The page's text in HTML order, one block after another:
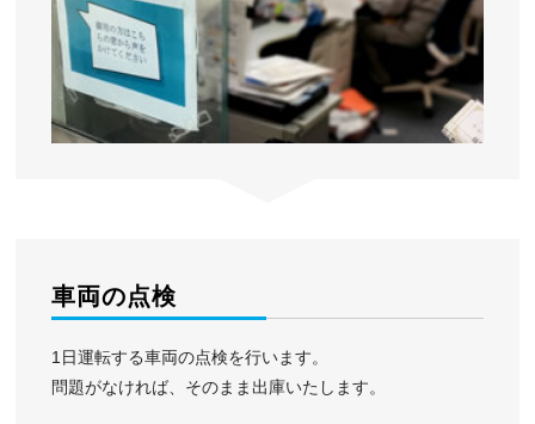
車両の点検
1日運転する車両の点検を行います。
問題がなければ、そのまま出庫いたします。